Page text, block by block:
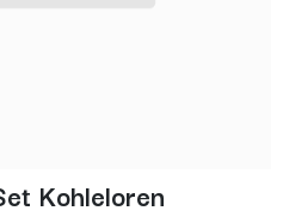
Kohleloren